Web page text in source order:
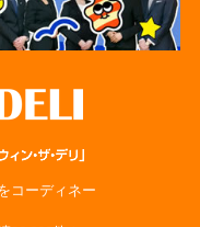
コーディネー